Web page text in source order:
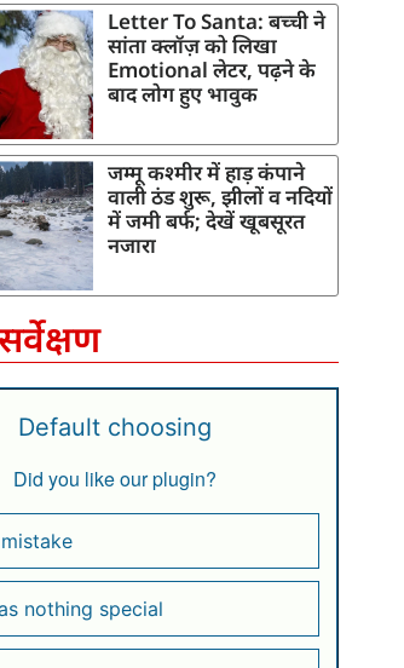
Letter To Santa: बच्ची ने
सांता क्लॉज़ को लिखा
Emotional लेटर, पढ़ने के
बाद लोग हुए भावुक
जम्मू कश्मीर में हाड़ कंपाने
वाली ठंड शुरू, झीलों व नदियों
में जमी बर्फ; देखें खूबसूरत
नजारा
Default choosing
Did you like our plugin?
nothing special